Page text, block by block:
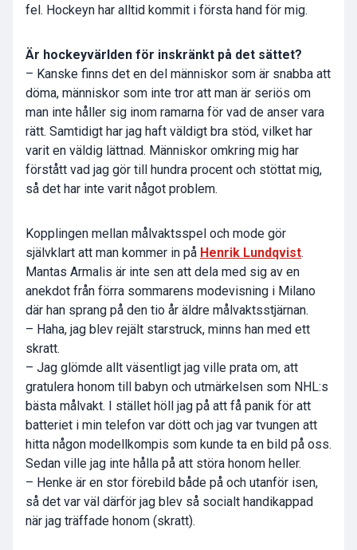
fel. Hockeyn har alltid kommit i första hand för mig.
Är hockeyvärlden för inskränkt på det sättet?
– Kanske finns det en del människor som är snabba att
döma, människor som inte tror att man är seriös om
man inte håller sig inom ramarna för vad de anser vara
rätt. Samtidigt har jag haft väldigt bra stöd, vilket har
varit en väldig lättnad. Människor omkring mig har
förstått vad jag gör till hundra procent och stöttat mig,
så det har inte varit något problem.
Kopplingen mellan målvaktsspel och mode gör
självklart att man kommer in på Henrik Lundqvist.
Mantas Armalis är inte sen att dela med sig av en
anekdot från förra sommarens modevisning i Milano
där han sprang på den tio år äldre målvaktsstjärnan.
– Haha, jag blev rejält starstruck, minns han med ett
skratt.
– Jag glömde allt väsentligt jag ville prata om, att
gratulera honom till babyn och utmärkelsen som NHL:s
bästa målvakt. I stället höll jag på att få panik för att
batteriet i min telefon var dött och jag var tvungen att
hitta någon modellkompis som kunde ta en bild på oss.
Sedan ville jag inte hålla på att störa honom heller.
– Henke är en stor förebild både på och utanför isen,
så det var väl därför jag blev så socialt handikappad
när jag träffade honom (skratt).